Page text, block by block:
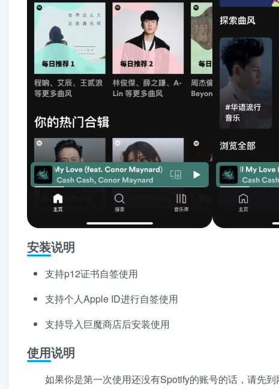
安装说明
支持p12证书自签使用
支持个人Apple ID进行自签使用
支持导入巨魔商店后安装使用
使用说明
如果你是第一次使用还没有Spotify的账号的话，请先